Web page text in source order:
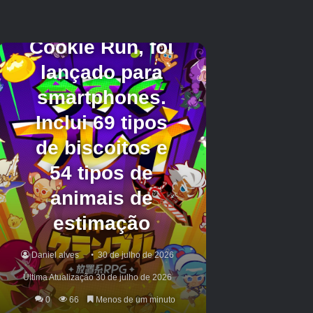
Mini Plush
12 ímãs acrílicos de pedra zodíaca
Arte pop-up da igreja periférica
Três folhas de arte
A Square Enix também listou um pacote,
incluindo a caixa do colecionador e um pacote
físico do jogo para quem quer os dois, mas não
está mais disponível. É provável que a caixa do
colecionador já tenha esgotado, mesmo com o
jogo sendo vendido separadamente. Se a
Square Enix irá relançar o pacote no futuro é
incerto, mas os fãs da franquia ainda têm
FantasyA presença de Summer Game Fest em